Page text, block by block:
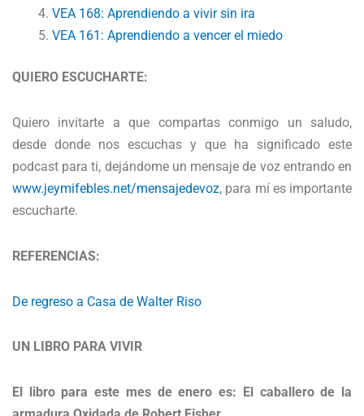
VEA 168: Aprendiendo a vivir sin ira
VEA 161: Aprendiendo a vencer el miedo
QUIERO ESCUCHARTE:
Quiero invitarte a que compartas conmigo un saludo,
desde donde nos escuchas y que ha significado este
podcast para ti, dejándome un mensaje de voz entrando en
www.jeymifebles.net/mensajedevoz, para mí es importante
escucharte.
REFERENCIAS:
De regreso a Casa de Walter Riso
UN LIBRO PARA VIVIR
El libro para este mes de enero es: El caballero de la